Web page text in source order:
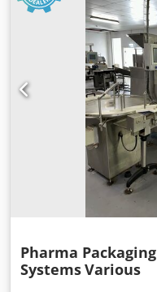
Pharma Packaging
SystemsVarious